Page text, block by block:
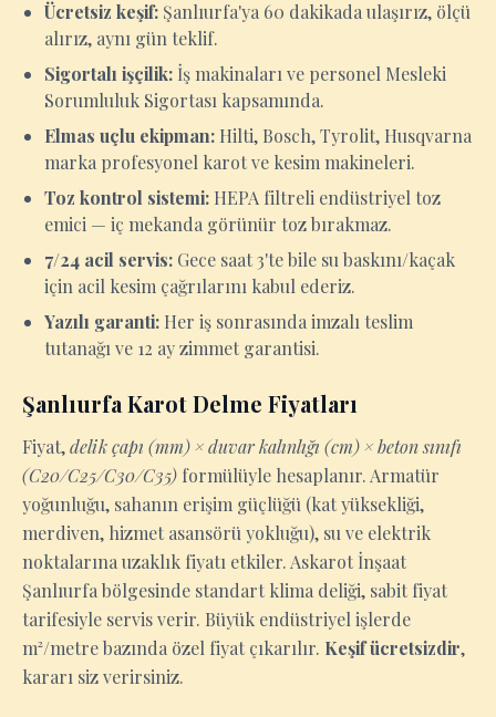
Ücretsiz keşif: Şanlıurfa'ya 60 dakikada ulaşırız, ölçü
alırız, aynı gün teklif.
Sigortalı işçilik: İş makinaları ve personel Mesleki
Sorumluluk Sigortası kapsamında.
Elmas uçlu ekipman: Hilti, Bosch, Tyrolit, Husqvarna
marka profesyonel karot ve kesim makineleri.
Toz kontrol sistemi: HEPA filtreli endüstriyel toz
emici — iç mekanda görünür toz bırakmaz.
7/24 acil servis: Gece saat 3'te bile su baskını/kaçak
için acil kesim çağrılarını kabul ederiz.
Yazılı garanti: Her iş sonrasında imzalı teslim
tutanağı ve 12 ay zimmet garantisi.
Şanlıurfa Karot Delme Fiyatları
Fiyat,delik çapı (mm) × duvar kalınlığı (cm) × beton sınıfı
(C20/C25/C30/C35) formülüyle hesaplanır. Armatür
yoğunluğu, sahanın erişim güçlüğü (kat yüksekliği,
merdiven, hizmet asansörü yokluğu), su ve elektrik
noktalarına uzaklık fiyatı etkiler. Askarot İnşaat
Şanlıurfa bölgesinde standart klima deliği, sabit fiyat
tarifesiyle servis verir. Büyük endüstriyel işlerde
m²/metre bazında özel fiyat çıkarılır. Keşif ücretsizdir,
kararı siz verirsiniz.